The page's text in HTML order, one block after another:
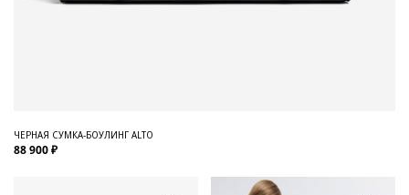
ЧЕРНАЯ СУМКА-БОУЛИНГ ALTO
88 900 ₽